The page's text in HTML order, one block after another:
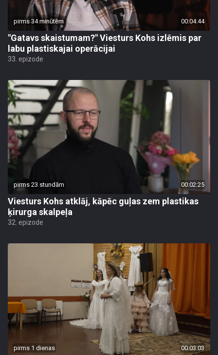
pirms 34 minūtēm 00:04:44
"Gatavs skaistumam?" Viesturs Kohs izlēmis par
labu plastiskajai operācijai
33. epizode
pirms 23 stundām 00:02:25
Viesturs Kohs atklāj, kāpēc guļas zem plastikas
ķirurga skalpeļa
32. epizode
pirms 1 dienas 00:03:03